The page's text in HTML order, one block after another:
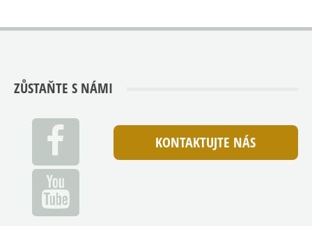
ZŮSTAŇTE S NÁMI
KONTAKTUJTE NÁS